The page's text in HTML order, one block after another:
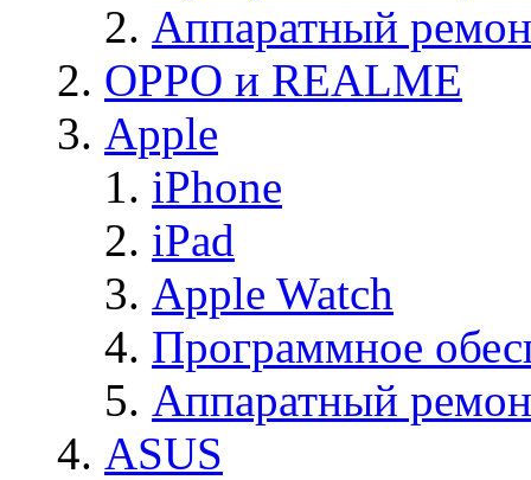
Аппаратный
OPPO и REALME
Apple
iPhone
iPad
Apple Watch
Программное
Аппаратный
ASUS